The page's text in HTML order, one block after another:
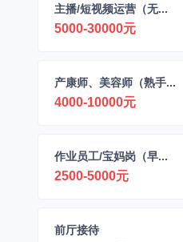
主播/短视频运营（无...
5000-30000元
产康师、美容师（熟手...
4000-10000元
作业员工/宝妈岗（早...
2500-5000元
前厅接待